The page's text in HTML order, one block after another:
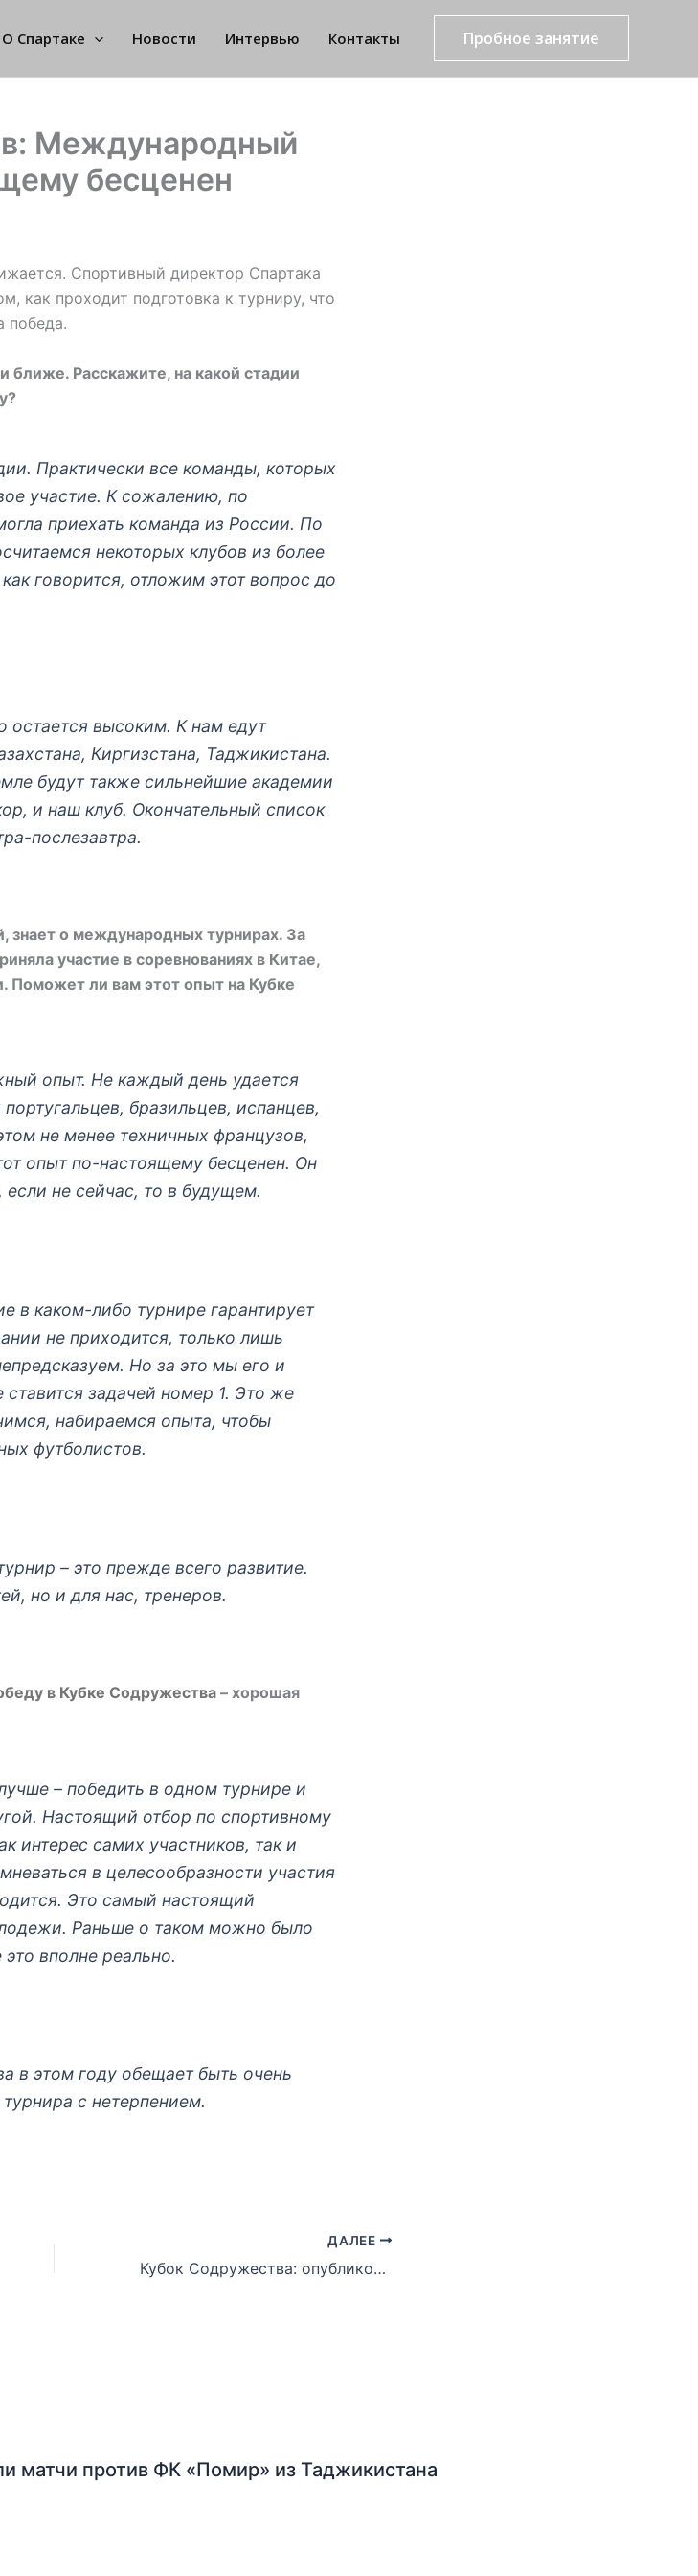
О Спартаке Новости Интервью Контакты Пробное занятие
Международный
бесценен
Спортивный директор Спартака
как проходит подготовка к турниру, что
победа.
ближе. Расскажите, на какой стадии
Практически все команды, которых
участие. К сожалению, по
приехать команда из России. По
некоторых клубов из более
говорится, отложим этот вопрос до
остается высоким. К нам едут
Киргизстана, Таджикистана.
будут также сильнейшие академии
и наш клуб. Окончательный список
послезавтра.
знает о международных турнирах. За
участие в соревнованиях в Китае,
Поможет ли вам этот опыт на Кубке
опыт. Не каждый день удается
бразильцев, испанцев,
не менее техничных французов,
опыт по-настоящему бесценен. Он
не сейчас, то в будущем.
в каком-либо турнире гарантирует
не приходится, только лишь
Но за это мы его и
задачей номер 1. Это же
набираемся опыта, чтобы
футболистов.
– это прежде всего развитие.
но и для нас, тренеров.
в Кубке Содружества – хорошая
– победить в одном турнире и
Настоящий отбор по спортивному
интерес самих участников, так и
в целесообразности участия
Это самый настоящий
Раньше о таком можно было
вполне реально.
в этом году обещает быть очень
с нетерпением.
ДАЛЕЕ
Кубок Содружества: опубликован полный список участников
матчи против ФК «Помир» из Таджикистана